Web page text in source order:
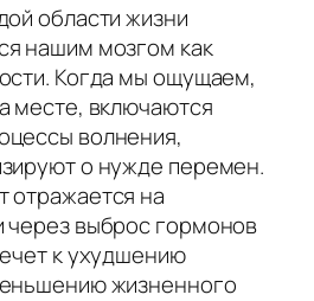
области жизни
нашим мозгом как
Когда мы ощущаем,
месте, включаются
волнения,
о нужде перемен.
отражается на
через выброс гормонов
к ухудшению
жизненного